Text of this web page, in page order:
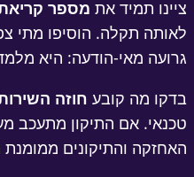
ציינו תמיד את מספר
לאותה תקלה. הוסיפו מתי
גרועה מאי-הודעה: היא
בדקו מה קובע חוזה
טכנאי. אם התיקון מתעכב
האחזקה והתיקונים